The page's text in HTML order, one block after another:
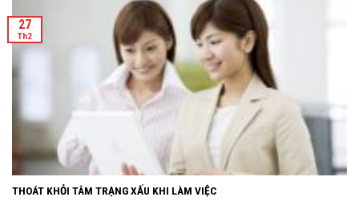
THOÁT KHỎI TÂM TRẠNG XẤU KHI LÀM VIỆC
27
Th2